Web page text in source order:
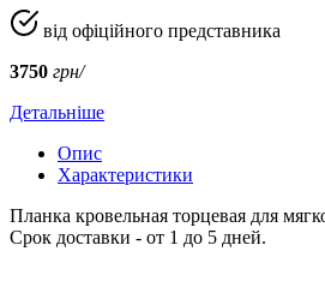
від офіційного представника
3750 грн/
Детальніше
Опис
Характеристики
Планка кровельная торцевая для
Срок доставки - от 1 до 5 дней.